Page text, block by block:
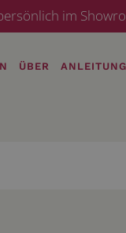
im
ÜBER ANLEITUNG